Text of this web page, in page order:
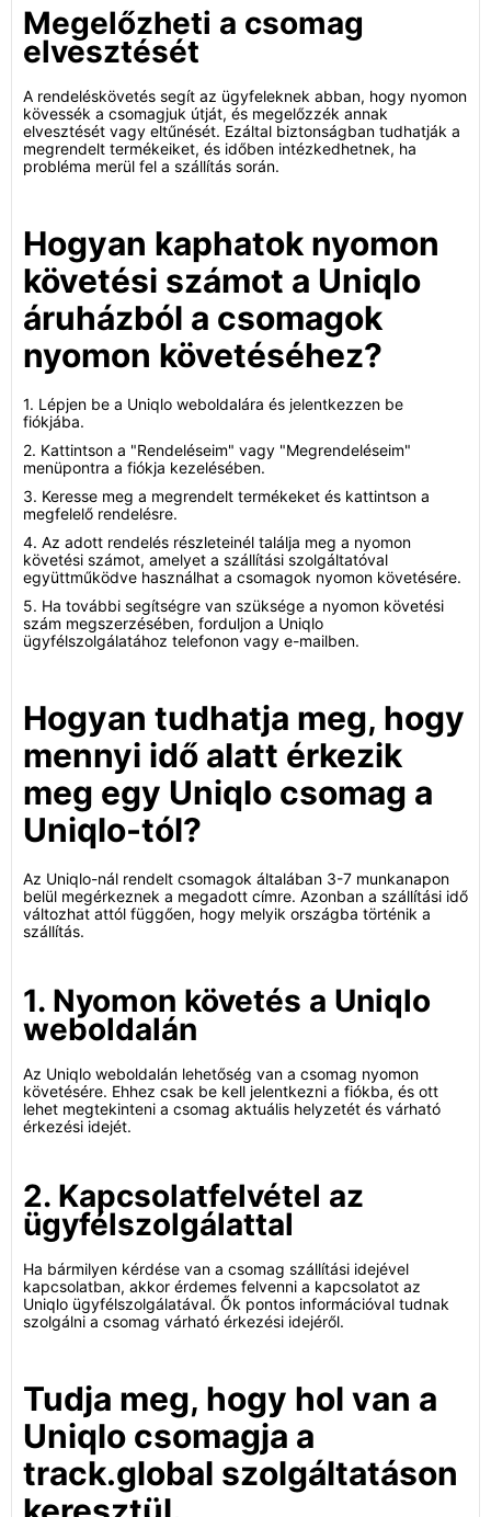
Megelőzheti a csomag
elvesztését
A rendeléskövetés segít az ügyfeleknek abban, hogy nyomon
kövessék a csomagjuk útját, és megelőzzék annak
elvesztését vagy eltűnését. Ezáltal biztonságban tudhatják a
megrendelt termékeiket, és időben intézkedhetnek, ha
probléma merül fel a szállítás során.
Hogyan kaphatok nyomon
követési számot a Uniqlo
áruházból a csomagok
nyomon követéséhez?
1. Lépjen be a Uniqlo weboldalára és jelentkezzen be
fiókjába.
2. Kattintson a "Rendeléseim" vagy "Megrendeléseim"
menüpontra a fiókja kezelésében.
3. Keresse meg a megrendelt termékeket és kattintson a
megfelelő rendelésre.
4. Az adott rendelés részleteinél találja meg a nyomon
követési számot, amelyet a szállítási szolgáltatóval
együttműködve használhat a csomagok nyomon követésére.
5. Ha további segítségre van szüksége a nyomon követési
szám megszerzésében, forduljon a Uniqlo
ügyfélszolgálatához telefonon vagy e-mailben.
Hogyan tudhatja meg, hogy
mennyi idő alatt érkezik
meg egy Uniqlo csomag a
Uniqlo-tól?
Az Uniqlo-nál rendelt csomagok általában 3-7 munkanapon
belül megérkeznek a megadott címre. Azonban a szállítási idő
változhat attól függően, hogy melyik országba történik a
szállítás.
1. Nyomon követés a Uniqlo
weboldalán
Az Uniqlo weboldalán lehetőség van a csomag nyomon
követésére. Ehhez csak be kell jelentkezni a fiókba, és ott
lehet megtekinteni a csomag aktuális helyzetét és várható
érkezési idejét.
2. Kapcsolatfelvétel az
ügyfélszolgálattal
Ha bármilyen kérdése van a csomag szállítási idejével
kapcsolatban, akkor érdemes felvenni a kapcsolatot az
Uniqlo ügyfélszolgálatával. Ők pontos információval tudnak
szolgálni a csomag várható érkezési idejéről.
Tudja meg, hogy hol van a
Uniqlo csomagja a
track.global szolgáltatáson